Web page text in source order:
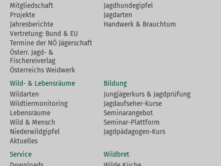
Mitgliedschaft
Projekte
Jahresberichte
Vertretung: Bund & EU
Termine der NÖ Jägerschaft
Österr. Jagd- &
Fischereiverlag
Österreichs Weidwerk
Jagdhundegipfel
Jagdarten
Handwerk & Brauchtum
Wild- & Lebensräume
Wildarten
Wildtiermonitoring
Lebensräume
Wild & Mensch
Niederwildgipfel
Aktuelles
Bildung
Jungjägerkurs & Jagdprüfung
Jagdaufseher-Kurse
Seminarangebot
Seminar-Plattform
Jagdpädagogen-Kurs
Service
Wildbret